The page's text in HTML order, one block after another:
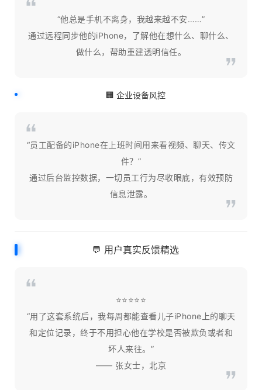
“他总是手机不离身，我越来越不安……”
通过远程同步他的iPhone，了解他在想什么、聊什么、
做什么，帮助重建透明信任。
🏢 企业设备风控
“员工配备的iPhone在上班时间用来看视频、聊天、传文
件？”
通过后台监控数据，一切员工行为尽收眼底，有效预防
信息泄露。
💬 用户真实反馈精选
⭐⭐⭐⭐⭐
“用了这套系统后，我每周都能查看儿子iPhone上的聊天
和定位记录，终于不用担心他在学校是否被欺负或者和
坏人来往。”
—— 张女士，北京